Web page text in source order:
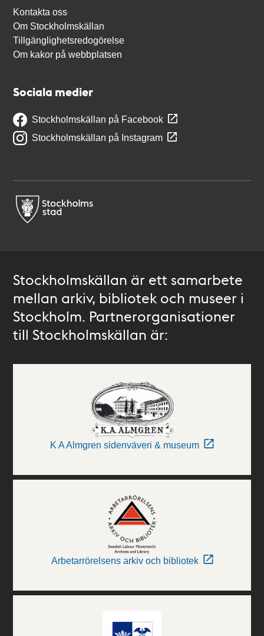
Kontakta oss
Om Stockholmskällan
Tillgänglighetsredogörelse
Om kakor på webbplatsen
Sociala medier
Stockholmskällan på Facebook
Stockholmskällan på Instagram
Stockholmskällan är ett samarbete
mellan arkiv, bibliotek och museer i
Stockholm. Partnerorganisationer
till Stockholmskällan är:
K A Almgren sidenväveri & museum
Arbetarrörelsens arkiv och bibliotek